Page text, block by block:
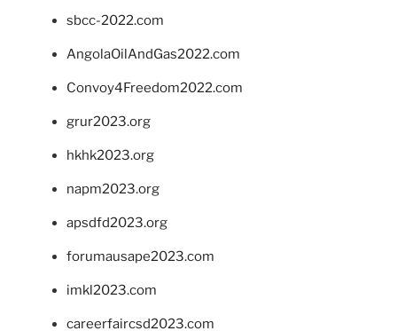
sbcc-2022.com
AngolaOilAndGas2022.com
Convoy4Freedom2022.com
grur2023.org
hkhk2023.org
napm2023.org
apsdfd2023.org
forumausape2023.com
imkl2023.com
careerfaircsd2023.com